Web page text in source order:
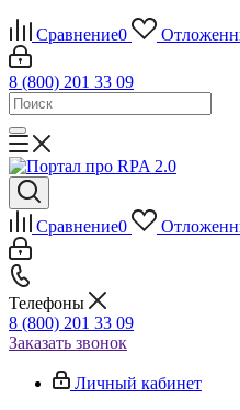
Сравнение0
8 (800) 201 33 09
Сравнение0
Телефоны
8 (800) 201 33 09
Заказать звонок
Личный кабинет